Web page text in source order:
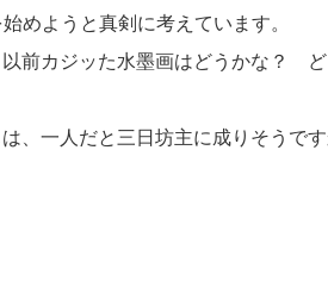
めようと真剣に考えています。
前カジッた水墨画はどうかな？
、一人だと三日坊主に成りそうで